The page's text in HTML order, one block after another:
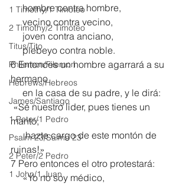
1 Timothy/1 Timoteo
2 Timothy/2 Timoteo
Titus/Tito
Philemon/Filemon
Hebrews/Hebreos
James/Santiago
1 Peter/1 Pedro
Psalm 23/Salmo 23
2 Peter/2 Pedro
1 John/1 Juan
     hombre contra hombre,
     vecino contra vecino,
     joven contra anciano,
     plebeyo contra noble.
6 Entonces un hombre agarrará a su
hermano
     en la casa de su padre, y le dirá:
«Sé nuestro líder, pues tienes un
manto;
     ¡hazte cargo de este montón de
ruinas!»
7 Pero entonces el otro protestará:
     «Yo no soy médico,